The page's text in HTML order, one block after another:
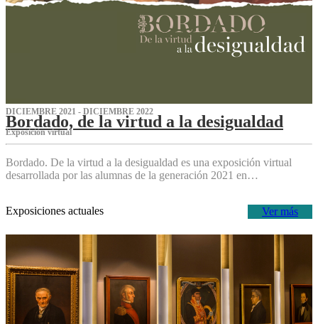
DICIEMBRE 2021 - DICIEMBRE 2022
Bordado, de la virtud a la desigualdad
Exposición virtual‌
Bordado. De la virtud a la desigualdad es una exposición virtual
desarrollada por las alumnas de la generación 2021 en…
Ver más
Exposiciones actuales